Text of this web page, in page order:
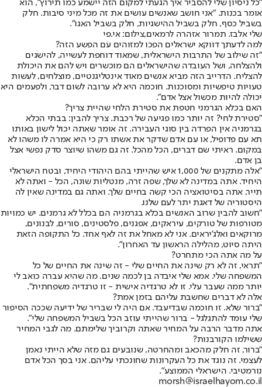
"כל ניסיון שלי להסביר איך הגעתי למקום הזה יישמע כמו תירוץ", הוא
אומר בכנות. "אני חושב שאנשים עושים את זה מכל מיני סיבות. חלק
בשביל כסף, חלק בשביל ההישגיות, חלק בשביל האגו".
שלי אלבז. תמרור אזהרה לרמאים,צילום: אי.פי
למה לדעתך דווקא ישראלים הפכו למזוהים עם הפשע הזה?
"זה שילוב של התרבות הישראלית, שמאוד דוחפת לעשייה, להישגים
ולהצלחה, ושל העובדה שהישראלים הם מוכשרים ויש להם את היכולת
להצליח. הדרייב הזה מביא אנשים מאוד אינטליגנטיים, מוצלחים, לעשות
טעויות טיפשיות ומסוכנות. חוכמה היא לא ערובה לשום דבר, ולפעמים היא
יכולה להיות מכשול אצל אדם".
האם בכלא הגרמני חטפת את סטירת הלחי שהיית צריך?
"סטירת לחי? זה יותר כמו פגיעה של רכבת. צריך להבין: בבתי הכלא
בגרמניה אין הפרדה בין סוגי העבירה. זה אומר שאתה יכול לישון באותו
תא עם פדופיל, או עם אדם שדקר את אשתו רק כי היא אמרה לו משהו לא
במקום. ראיתי שם דברים, הכל מהכל. זה גם משהו שיוצר סדק נפשי אצל
בן אדם.
"אלה מתקנים של 1,000 איש שהייתי בהם היהודי היחיד, ובטח הישראלי
היחיד. אתה במדינה לא שלך, שפה זרה, מנטליות שונה, הכל - ואתה לא
תייר, אתה בסיטואציה הכי קשה בחיים שלך. ואתה גם במדינה שאין לה
היסטוריה של דאגת יתר לעם שלנו.
"חשוב להבין שרוב האנשים בכלא בגרמניה הם בכלל לא גרמנים. יש כמויות
מטורפות של טורקים, עיראקים, אפגנים, פלסטינים, סורים, לבנונים,
מרוקאים ואלג'יראים. אני לא מאחל את זה לאף אחד. כל התקופה הזאת
היתה סיוט, מהלילה הראשון עד האחרון".
על מה אתה הכי מתחרט?
"תראי, זה לא רק שינה את החיים שלי - זה שינה את החיים של כל
המשפחה שלי. אמא שלי איבדה בן לכמה שנים. מה שהיא עברה כואב לי
יותר ממה שעבר עלי. זו לא טרגדיה אישית - זו טרגדיה משפחתית".
אלה לא דברים שחשבת עליהם בזמן אמת?
"ברור שלא. זו חוכמה שבדיעבד. אם היה לי שבריר של ידיעה שככה הסיפור
שלי עומד להתגלגל - ברור שהייתי עוזב הכל בשביל המשפחה שלי".
אתה מדבר הרבה על המחיר שאתה וקרוביך שלימתם. מה לגבי המחיר
ששילמו הקורבנות?
"ברור, זה חלק מהכאב ומהחרטה, שנובעים גם מזה שלא הייתי נאמן
לעצמי. זה נוגד את כל העקרונות שחונכתי עליהם. אני בסך הכל אדם
נורמטיבי. הישראלי הממוצע".
morsh@israelhayom.co.il